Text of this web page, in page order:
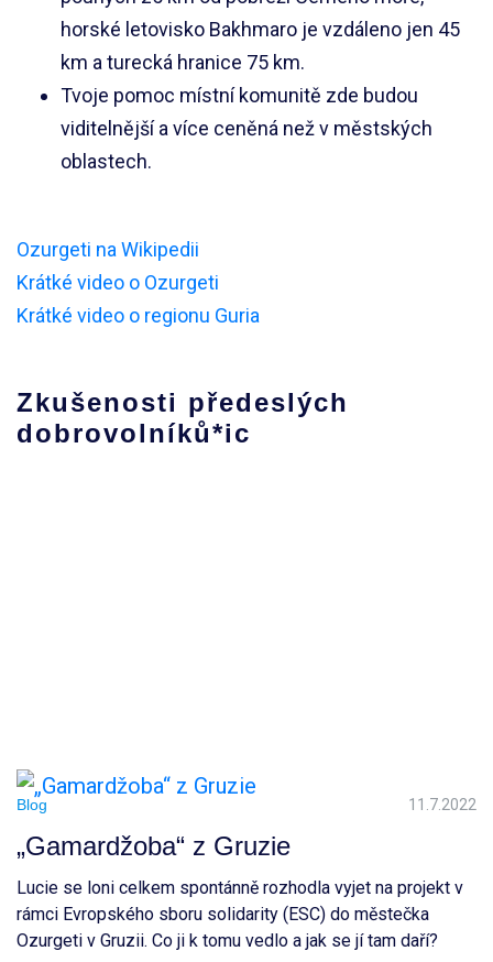
horské letovisko Bakhmaro je vzdáleno jen 45
km a turecká hranice 75 km.
Tvoje pomoc místní komunitě zde budou
viditelnější a více ceněná než v městských
oblastech.
Ozurgeti na Wikipedii
Krátké video o Ozurgeti
Krátké video o regionu Guria
Zkušenosti předeslých
dobrovolníků*ic
Blog 11.7.2022
„Gamardžoba“ z Gruzie
Lucie se loni celkem spontánně rozhodla vyjet na projekt v
rámci Evropského sboru solidarity (ESC) do městečka
Ozurgeti v Gruzii. Co ji k tomu vedlo a jak se jí tam daří?